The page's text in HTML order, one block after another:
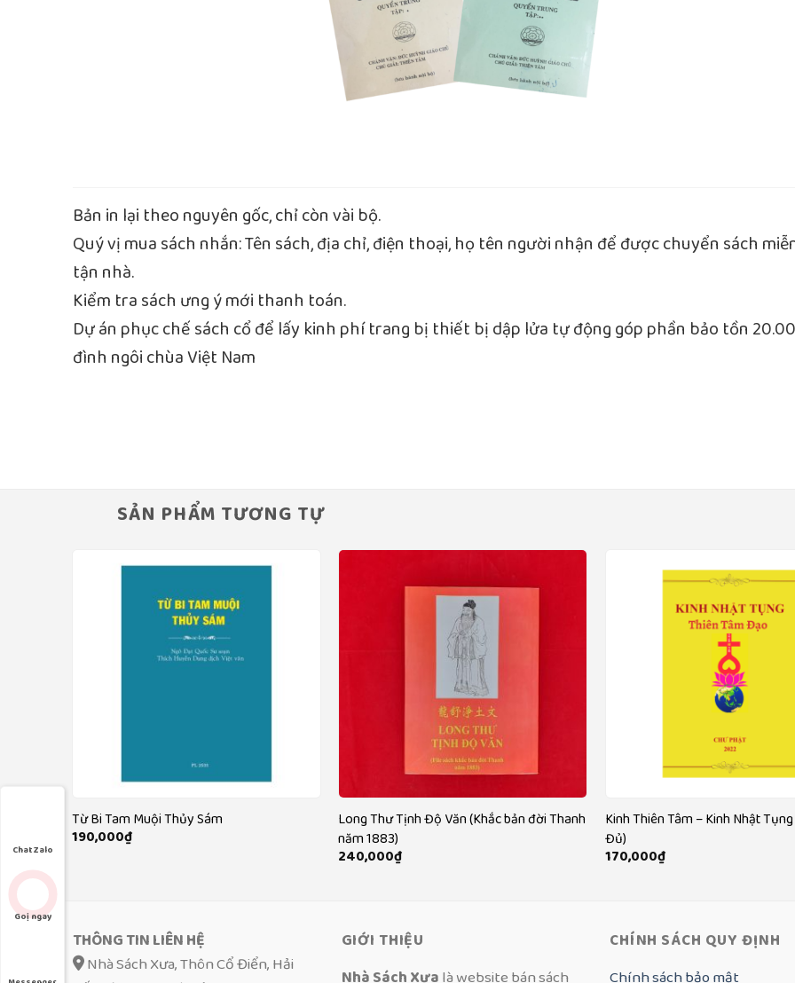
Bản in lại theo nguyên gốc, chỉ còn vài bộ.
Quý vị mua sách nhắn: Tên sách, địa chỉ, điện thoại, họ tên người nhận để được chuyển sách
tận nhà.
Kiểm tra sách ưng ý mới thanh toán.
Dự án phục chế sách cổ để lấy kinh phí trang bị thiết bị dập lửa tự động góp phần bảo tồn
đình ngôi chùa Việt Nam
SẢN PHẨM TƯƠNG TỰ
Từ Bi Tam Muội Thủy Sám
190,000₫
Long Thư Tịnh Độ Văn (Khắc bản đời Thanh
năm 1883)
240,000₫
Kinh Thiên Tâm – Kinh Nhật
Đủ)
170,000₫
THÔNG TIN LIÊN HỆ
Nhà Sách Xưa, Thôn Cổ Điển, Hải
GIỚI THIỆU
Nhà Sách Xưalà website bán sách
CHÍNH SÁCH QUY ĐỊNH
Chính sách bảo mật
Chat Zalo
Goị ngay